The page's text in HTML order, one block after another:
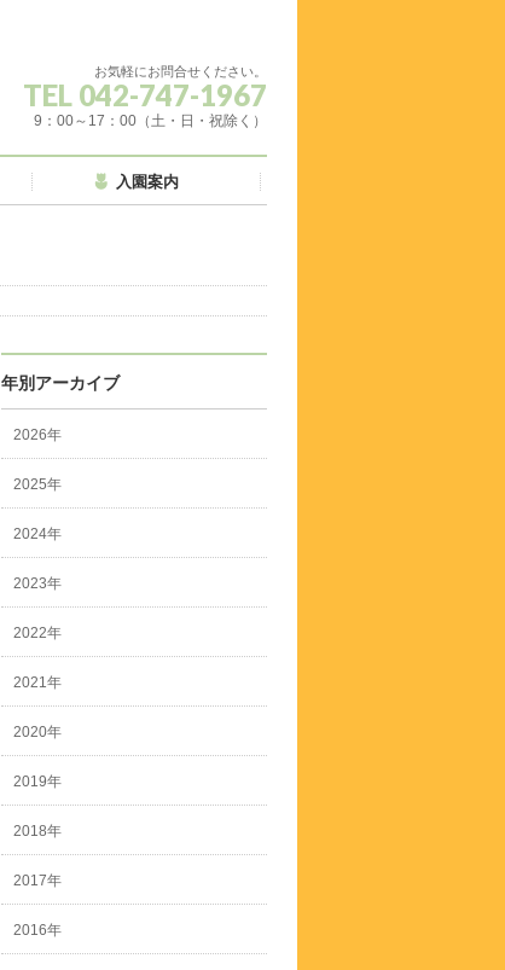
お気軽にお問合せください。
TEL 042-747-1967
9：00～17：00（土・日・祝除く）
入園案内
年別アーカイブ
2026年
2025年
2024年
2023年
2022年
2021年
2020年
2019年
2018年
2017年
2016年